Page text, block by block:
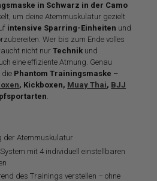
in Schwarz in der Camo
um deine Atemmuskulatur gezielt
intensive Sparring-Einheiten und
Wer bis zum Ende volles
nicht nurTechnik und
eine effiziente Atmung. Genau
die Phantom Trainingsmaske –
, Kickboxen, Muay Thai, BJJ
.
der Atemmuskulatur
mit 4 individuell einstellbaren
des Trainings verstellen – ohne